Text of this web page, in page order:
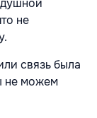
не
связь была
не можем